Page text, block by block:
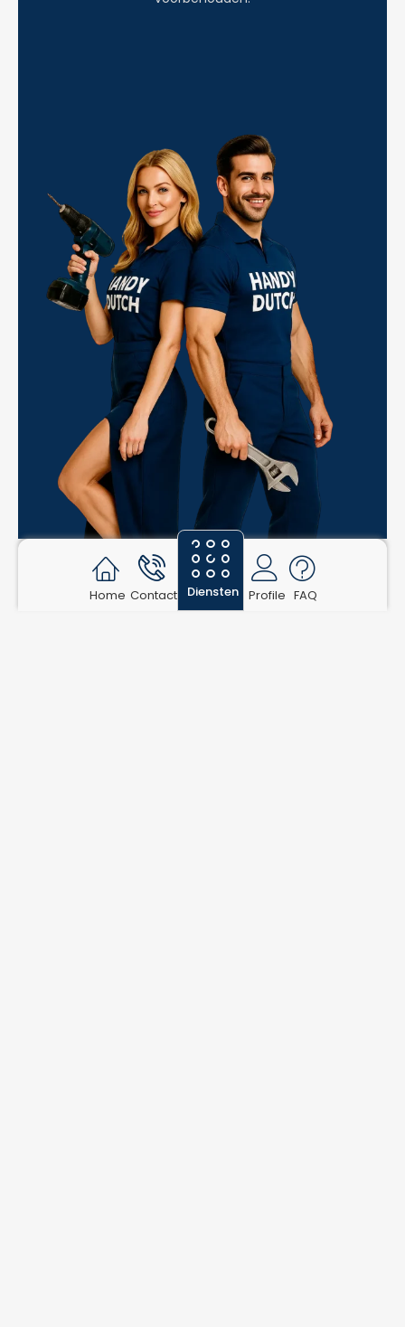
Home Contact Diensten Profile FAQ